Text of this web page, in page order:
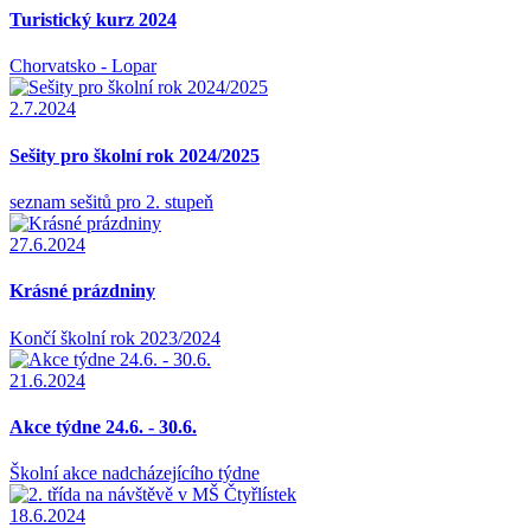
Turistický kurz 2024
Chorvatsko - Lopar
2.7.2024
Sešity pro školní rok 2024/2025
seznam sešitů pro 2. stupeň
27.6.2024
Krásné prázdniny
Končí školní rok 2023/2024
21.6.2024
Akce týdne 24.6. - 30.6.
Školní akce nadcházejícího týdne
18.6.2024